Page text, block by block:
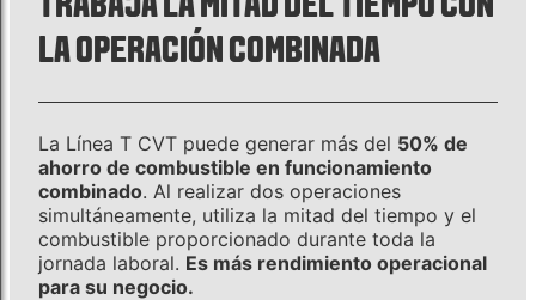
LA OPERACIÓN COMBINADA
La Línea T CVT puede generar más del 50% de
ahorro de combustible en funcionamiento
combinado. Al realizar dos operaciones
simultáneamente, utiliza la mitad del tiempo y el
combustible proporcionado durante toda la
jornada laboral. Es más rendimiento operacional
para su negocio.